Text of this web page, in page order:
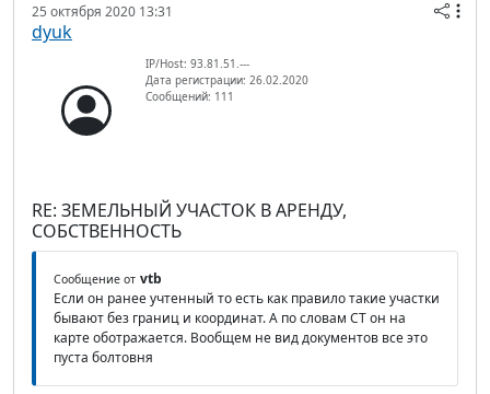
25 октября 2020 13:31
dyuk
IP/Host: 93.81.51.---
Дата регистрации: 26.02.2020
Сообщений: 111
RE: ЗЕМЕЛЬНЫЙ УЧАСТОК В АРЕНДУ,
СОБСТВЕННОСТЬ
Сообщение от vtb
Если он ранее учтенный то есть как правило такие участки
бывают без границ и координат. А по словам СТ он на
карте оботражается. Вообщем не вид документов все это
пуста болтовня